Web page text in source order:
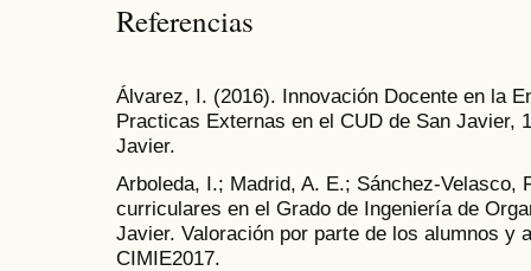
Referencias
Álvarez, I. (2016). Innovación Docente en la
Practicas Externas en el CUD de San Javier,
Javier.
Arboleda, I.; Madrid, A. E.; Sánchez-Velasco,
curriculares en el Grado de Ingeniería de
Javier. Valoración por parte de los alumnos y
CIMIE2017.